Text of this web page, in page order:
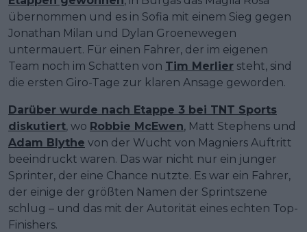
übernommen und es in Sofia mit einem Sieg gegen
Jonathan Milan und Dylan Groenewegen
untermauert. Für einen Fahrer, der im eigenen
Team noch im Schatten von Tim Merlier steht, sind
die ersten Giro-Tage zur klaren Ansage geworden.
Darüber wurde nach Etappe 3 bei TNT Sports
diskutiert, wo Robbie McEwen, Matt Stephens und
Adam Blythe von der Wucht von Magniers Auftritt
beeindruckt waren. Das war nicht nur ein junger
Sprinter, der eine Chance nutzte. Es war ein Fahrer,
der einige der größten Namen der Sprintszene
schlug – und das mit der Autorität eines echten Top-
Finishers.